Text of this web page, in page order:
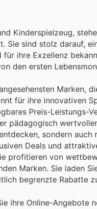
Kinderspielzeug,
Sie sind stolz darauf,
ihre Exzellenz
den ersten
Marken,
für ihre innovativen
Preis-Leistungs-
pädagogisch
sondern
Deals und
profitieren von
Marken. Sie laden
begrenzte Rabatte
ihre Online-Angebote